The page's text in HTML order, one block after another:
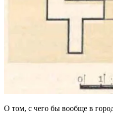
О том, с чего бы вообще в